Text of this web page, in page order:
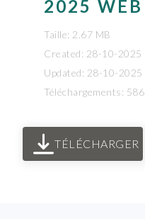
2025 WEB
Taille: 2.67 MB
Created: 28-10-2025
Updated: 28-10-2025
Téléchargements: 586
TÉLÉCHARGER